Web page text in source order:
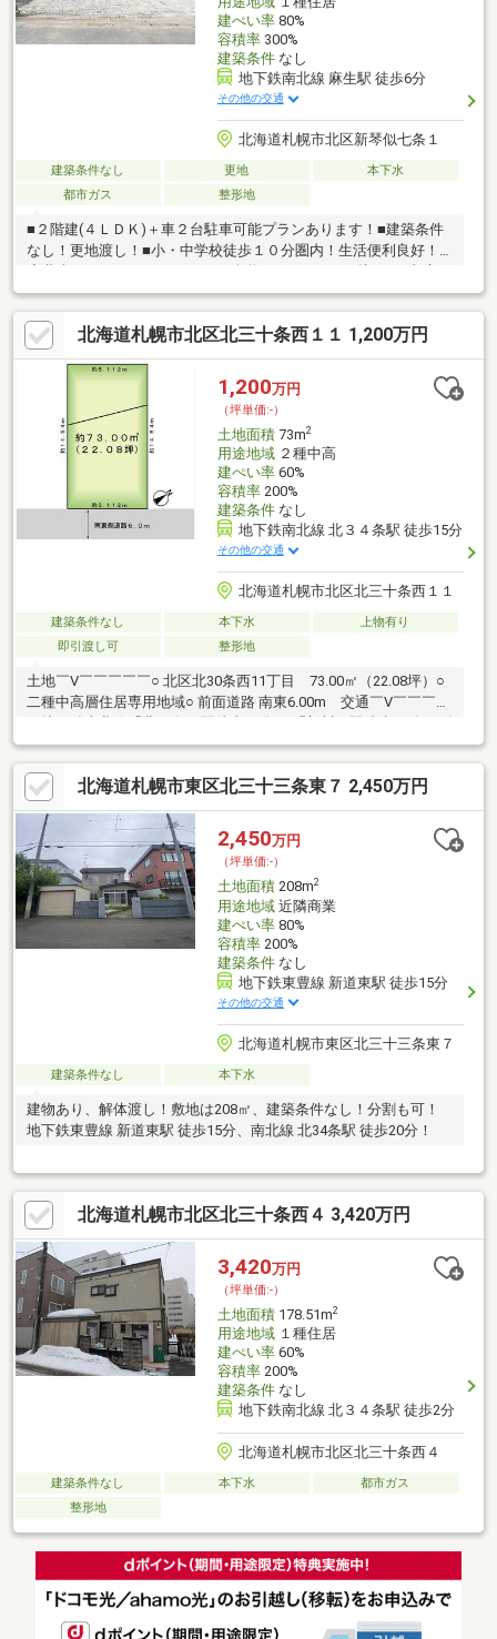
建ぺい率80%
容積率300%
建築条件なし
地下鉄南北線 麻生駅 徒歩6分
その他の交通
北海道札幌市北区新琴似七条１
建築条件なし 更地
本下水
都市ガス
整形地
■２階建(４ＬＤＫ)＋車２台駐車可能プランあります！■建築条件
なし！更地渡し！■小・中学校徒歩１０分圏内！生活便利良好！
ス延長可能
北海道札幌市北区北三十条西１１ 1,200万円
1,200万円
（坪単価:-）
土地面積73m2
用途地域２種中高
建ぺい率60%
容積率200%
建築条件なし
地下鉄南北線 北３４条駅 徒歩15分
その他の交通
北海道札幌市北区北三十条西１１
建築条件なし 本下水
上物有り
即引渡し可
整形地
土地￣V￣￣￣￣￣○ 北区北30条西11丁目 73.00㎡（22.08坪）○
二種中高層住居専用地域○ 前面道路 南東6.00m 交通￣V￣￣￣￣
ブルアクセス！札幌北IC.まで車で8分の好立地！ ライフインフ
ォメーション￣V￣￣￣￣￣￣￣￣￣○ 北陽小学校（徒歩2分）/北
陽小学校（（徒歩9分）○ 北32条ほくよう公園（徒歩3分）○ ロー
ソン札幌北30条西十一丁目店（徒歩2分）○ マックスバリュ北32条
店（徒歩10分/車で2分）
北海道札幌市東区北三十三条東７ 2,450万円
2,450万円
（坪単価:-）
土地面積208m2
用途地域近隣商業
建ぺい率80%
容積率200%
建築条件なし
地下鉄東豊線 新道東駅 徒歩15分
その他の交通
北海道札幌市東区北三十三条東７
建築条件なし 本下水
建物あり、解体渡し！敷地は208㎡、建築条件なし！分割も可！
地下鉄東豊線 新道東駅 徒歩15分、南北線 北34条駅 徒歩20分！
北海道札幌市北区北三十条西４ 3,420万円
3,420万円
（坪単価:-）
土地面積178.51m2
用途地域１種住居
建ぺい率60%
容積率200%
建築条件なし
地下鉄南北線 北３４条駅 徒歩2分
北海道札幌市北区北三十条西４
建築条件なし 本下水
都市ガス
整形地